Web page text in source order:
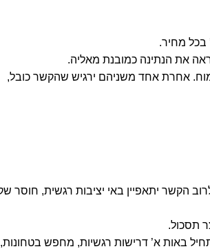
בכל מחיר.
את הנתינה כמובנת מאליה.
אחרת אחד משניהם ירגיש שהקשר כובל,
הקשר יתאפיין באי יציבות רגשית, חוסר
תסכול.
באות א’ דרישות רגשיות, מחפש בטחונות,